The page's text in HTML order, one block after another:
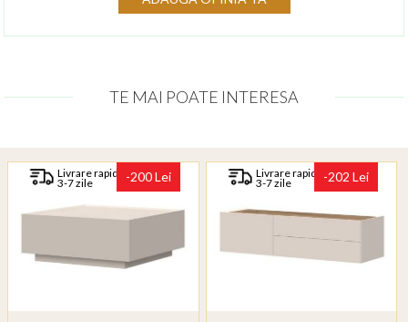
TE MAI POATE INTERESA
Livrare rapida
3-7 zile -200 Lei Livrare rapida
3-7 zile -202 Lei